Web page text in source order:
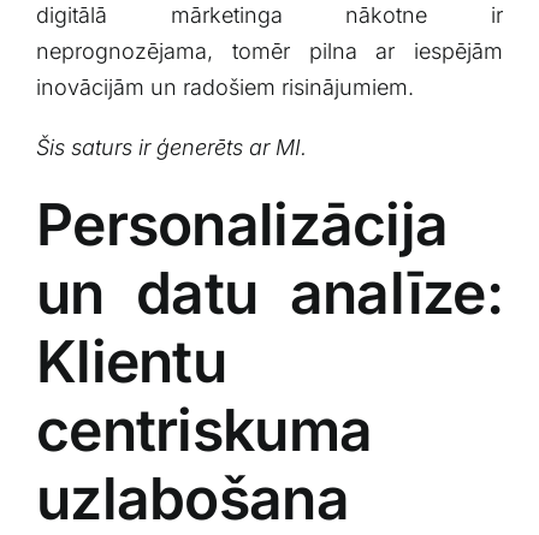
digitālā mārketinga nākotne ir
neprognozējama, tomēr ​pilna ar​ iespējām
inovācijām un radošiem risinājumiem.
Šis⁣ saturs ir ģenerēts ar MI.
Personalizācija‍
un datu analīze:
Klientu
centriskuma
uzlabošana